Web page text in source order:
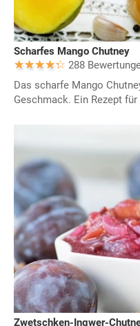
Scharfes Mango Chutney
288
Das scharfe Mango
Geschmack. Ein Rezept
Zwetschken-Ingwer-